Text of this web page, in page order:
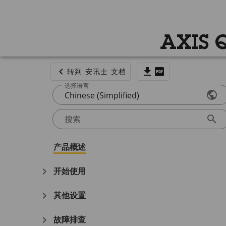
AXIS
转到 安讯士 文档
选择语言
Chinese (Simplified)
搜索
产品概述
开始使用
其他设置
故障排查